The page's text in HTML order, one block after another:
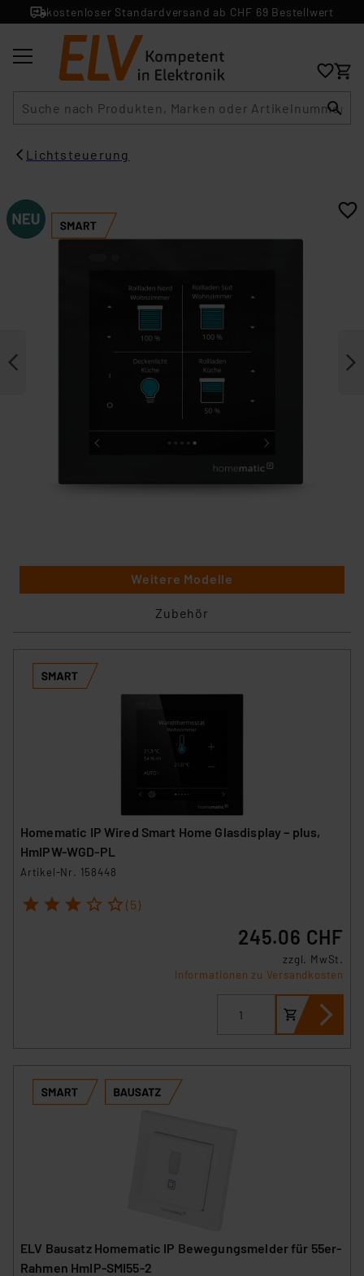
kostenloser Standardversand ab CHF 69 Bestellwert
Lichtsteuerung
Weitere Modelle
Zubehör
Homematic IP Wired Smart Home Glasdisplay – plus,
HmIPW-WGD-PL
Artikel-Nr. 158448
1 2 3 4 5 (5)
245.06 CHF
zzgl. MwSt.
Informationen zu Versandkosten
ELV Bausatz Homematic IP Bewegungsmelder für 55er-
Rahmen HmIP-SMI55-2